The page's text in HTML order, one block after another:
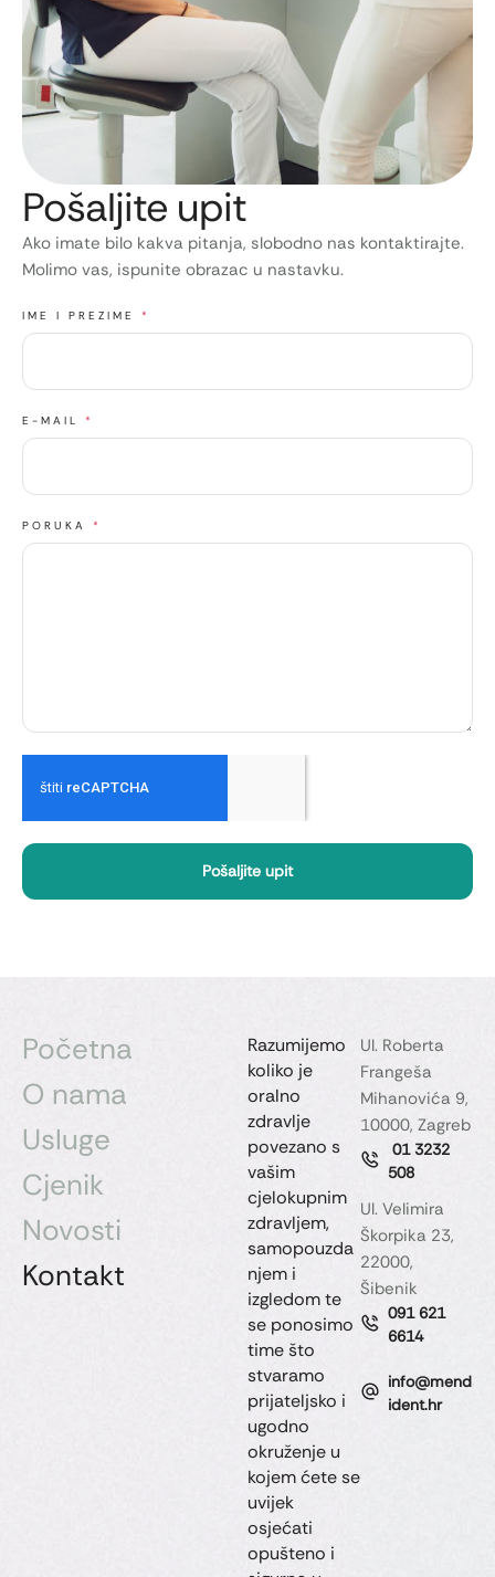
Pošaljite upit
Ako imate bilo kakva pitanja, slobodno nas kontaktirajte.
Molimo vas, ispunite obrazac u nastavku.
IME I PREZIME *
E-MAIL *
PORUKA *
Pošaljite upit
Početna
O nama
Usluge
Cjenik
Novosti
Kontakt
Razumijemo
koliko je
oralno
zdravlje
povezano s
vašim
cjelokupnim
zdravljem,
samopouzda
njem i
izgledom te
se ponosimo
time što
stvaramo
prijateljsko i
ugodno
okruženje u
kojem ćete se
uvijek
osjećati
opušteno i
Ul. Roberta
Frangeša
Mihanovića 9,
10000, Zagreb
01 3232
508
Ul. Velimira
Škorpika 23,
22000,
Šibenik
091 621
6614
info@mend
ident.hr